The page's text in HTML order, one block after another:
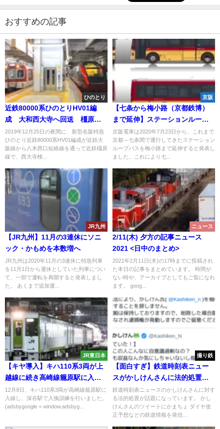
おすすめの記事
ひのとり
近鉄80000系ひのとりHV01編
成 大和西大寺へ回送 橿原線
に初入線
2019年12月25日の夜間に、新型名阪特急
ひのとり近鉄80000系HV01編成が近鉄大
阪線から八木西口短絡線を通って近鉄橿原
線で、西大寺検...
京阪
【七条から梅小路（京都鉄博）
まで延伸】ステーションループ
バスに京阪特急8000系ラッピン
グバスを導入 京阪特急の車内
メロディが流れるように
京阪電車は2020年7月23日から、これまで
京都～七条間で運行してきたステーション
ループバスを梅小路まで延伸すると発表し
ました。これにより七...
JR九州
【JR九州】11月の3連休にソニ
ック・かもめを本数増へ
JR九州は2020年11月の3連休に特急列車
を11月1日から運休としていた列車につい
て、一部で運転を再開すると発表しまし
た。 あくまで追加運...
ニュース
2/11(木) 夕方の記事ニュース
2021 <日中のまとめ>
2021年2月11日(木)の17時までに投稿され
た本日の記事をまとめています。 時間が
ない時や、アーカイブとしてもご覧になれ
ます。 goog...
JR東日本
【キヤ導入】キハ110系3両が上
越線に続き高崎線籠原駅に入線
深谷駅で入換訓練
12月8日、キハ110系3両が高崎線籠原駅に
入線し、深谷駅で入換訓練を行いました。
(adsbygoogle = window.adsbyg...
撮り鉄
【面白すぎ】鉄道時刻表ニュー
スがかしけんさんに法的処置
「起訴してやる」「日本国民
法」「逮捕権が発動」
鉄道時刻表ニュースのかしけんさんに対す
る法的処置が話題になっています。 かし
けんさんのツイートにかまちょ ダイヤ改
正予想などの鉄道情報を発信...